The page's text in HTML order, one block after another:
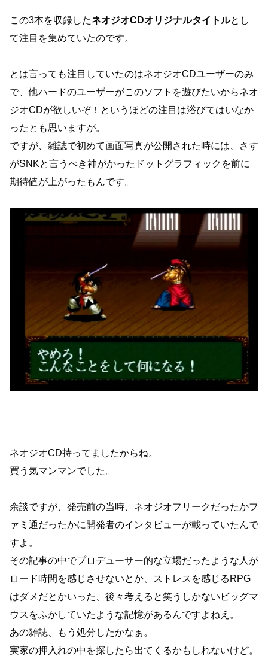
この3本を収録したネオジオCDオリジナルタイトルとし
て注目を集めていたのです。
とは言っても注目していたのはネオジオCDユーザーのみ
で、他ハードのユーザーがこのソフトを遊びたいからネオ
ジオCDが欲しいぞ！というほどの注目は浴びてはいなか
ったとも思いますが。
ですが、雑誌で初めて画面写真が公開された時には、さす
がSNKと言うべき神がかったドットグラフィックを前に
期待値が上がったもんです。
ネオジオCD持ってましたからね。
買う気マンマンでした。
余談ですが、発売前の当時、ネオジオフリークだったかフ
ァミ通だったかに開発者のインタビューが載っていたんで
すよ。
その記事の中でプロデューサー的な立場だったような人が
ロード時間を感じさせないとか、ストレスを感じるRPG
はダメだとかいった、後々考えると笑うしかないビッグマ
ウスをふかしていたような記憶があるんですよねえ。
あの雑誌、もう処分したかなぁ。
実家の押入れの中を探したら出てくるかもしれないけど。